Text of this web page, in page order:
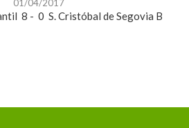
01/04/2017
8 - 0 S. Cristóbal de Segovia B